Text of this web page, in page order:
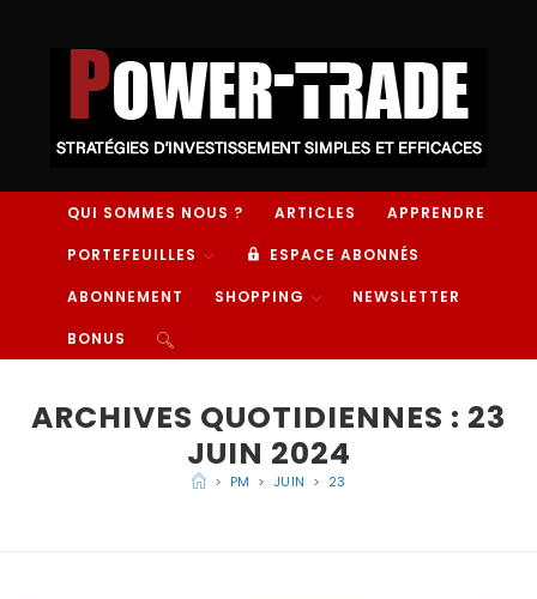
QUI SOMMES NOUS ? ARTICLES APPRENDRE
PORTEFEUILLES ESPACE ABONNÉS
ABONNEMENT SHOPPING NEWSLETTER
BONUS
ARCHIVES QUOTIDIENNES : 23
JUIN 2024
> PM > JUIN > 23